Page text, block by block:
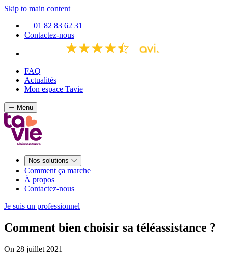
Skip to main content
01 82 83 62 31
Contactez-nous
FAQ
Actualités
Mon espace Tavie
Menu
Nos solutions
Comment ça marche
À propos
Contactez-nous
Je suis un professionnel
Comment bien choisir sa téléassistance ?
On 28 juillet 2021